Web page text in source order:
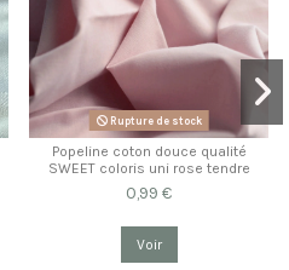
Rupture de stock
Popeline coton douce qualité
SWEET coloris uni rose tendre
0,99 €
Voir